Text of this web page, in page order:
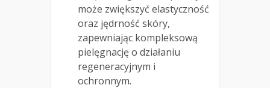
może zwiększyć elastyczność
oraz jędrność skóry,
zapewniając kompleksową
pielęgnację o działaniu
regeneracyjnym i
ochronnym.